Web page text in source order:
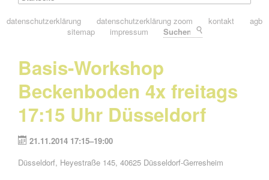
datenschutzerklärung datenschutzerklärung zoom kontakt
agb
sitemap
impressum
Basis-Workshop
Beckenboden 4x freitags
17:15 Uhr Düsseldorf
21.11.2014 17:15–19:00
Düsseldorf, Heyestraße 145, 40625 Düsseldorf-Gerresheim